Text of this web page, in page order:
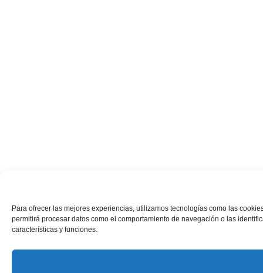
Para ofrecer las mejores experiencias, utilizamos tecnologías como las
permitirá procesar datos como el comportamiento de navegación o las
características y funciones.